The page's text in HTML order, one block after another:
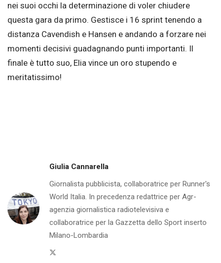
nei suoi occhi la determinazione di voler chiudere
questa gara da primo. Gestisce i 16 sprint tenendo a
distanza Cavendish e Hansen e andando a forzare nei
momenti decisivi guadagnando punti importanti. Il
finale è tutto suo, Elia vince un oro stupendo e
meritatissimo!
Giulia Cannarella
Giornalista pubblicista, collaboratrice per Runner's
World Italia. In precedenza redattrice per Agr-
agenzia giornalistica radiotelevisiva e
collaboratrice per la Gazzetta dello Sport inserto
Milano-Lombardia